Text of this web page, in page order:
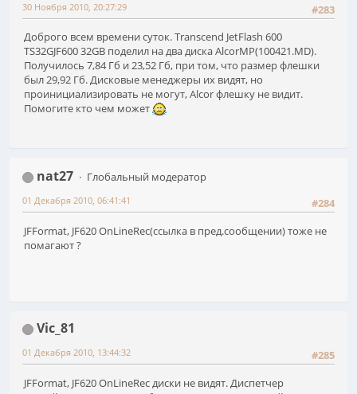
#283
30 Ноября 2010, 20:27:29
Доброго всем времени суток. Transcend JetFlash 600
TS32GJF600 32GB поделил на два диска AlcorMP(100421.MD).
Получилось 7,84 Гб и 23,52 Гб, при том, что размер флешки
был 29,92 Гб. Дисковые менеджеры их видят, но
проинициализировать не могут, Alcor флешку не видит.
Помогите кто чем может
nat27
Глобальный модератор
#284
01 Декабря 2010, 06:41:41
JFFormat, JF620 OnLineRec(ссылка в пред.сообщении) тоже не
помагают ?
Vic_81
#285
01 Декабря 2010, 13:44:32
JFFormat, JF620 OnLineRec диски не видят. Диспетчер